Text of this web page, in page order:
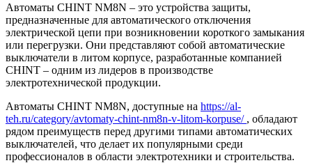
Автоматы CHINT NM8N – это устройства защиты,
предназначенные для автоматического отключения
электрической цепи при возникновении короткого замыкания
или перегрузки. Они представляют собой автоматические
выключатели в литом корпусе, разработанные компанией
CHINT – одним из лидеров в производстве
электротехнической продукции.
Автоматы CHINT NM8N, доступные на https://al-
teh.ru/category/avtomaty-chint-nm8n-v-litom-korpuse/ , обладают
рядом преимуществ перед другими типами автоматических
выключателей, что делает их популярными среди
профессионалов в области электротехники и строительства.